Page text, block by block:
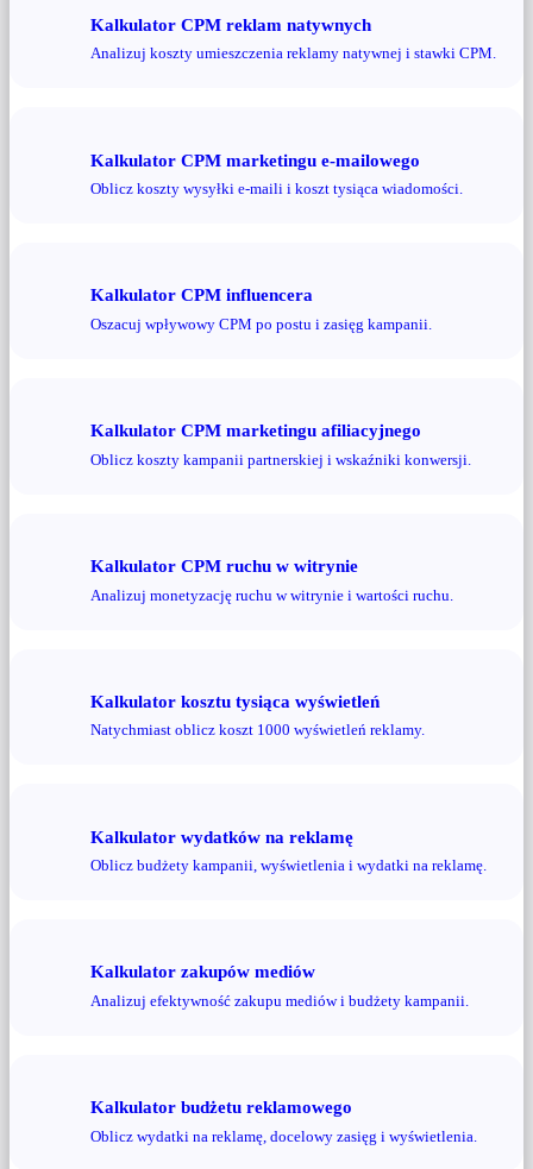
Kalkulator CPM reklam natywnych
Analizuj koszty umieszczenia reklamy natywnej i stawki CPM.
Kalkulator CPM marketingu e-mailowego
Oblicz koszty wysyłki e-maili i koszt tysiąca wiadomości.
Kalkulator CPM influencera
Oszacuj wpływowy CPM po postu i zasięg kampanii.
Kalkulator CPM marketingu afiliacyjnego
Oblicz koszty kampanii partnerskiej i wskaźniki konwersji.
Kalkulator CPM ruchu w witrynie
Analizuj monetyzację ruchu w witrynie i wartości ruchu.
Kalkulator kosztu tysiąca wyświetleń
Natychmiast oblicz koszt 1000 wyświetleń reklamy.
Kalkulator wydatków na reklamę
Oblicz budżety kampanii, wyświetlenia i wydatki na reklamę.
Kalkulator zakupów mediów
Analizuj efektywność zakupu mediów i budżety kampanii.
Kalkulator budżetu reklamowego
Oblicz wydatki na reklamę, docelowy zasięg i wyświetlenia.